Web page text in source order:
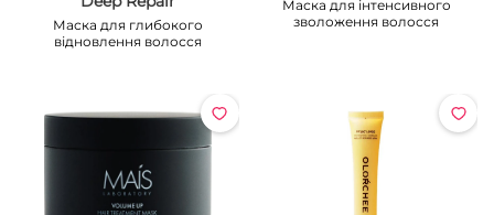
Маска для глибокого
відновлення волосся
Маска для інтенсивного
зволоження волосся